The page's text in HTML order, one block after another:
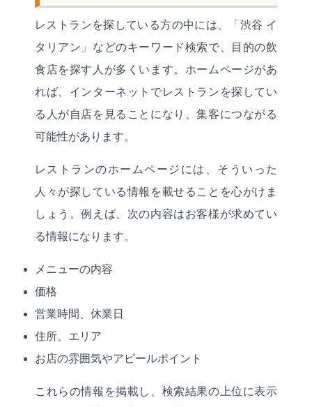
レストランを探している方の中には、「渋谷 イ
タリアン」などのキーワード検索で、目的の飲
食店を探す人が多くいます。ホームページがあ
れば、インターネットでレストランを探してい
る人が自店を見ることになり、集客につながる
可能性があります。
レストランのホームページには、そういった
人々が探している情報を載せることを心がけま
しょう。例えば、次の内容はお客様が求めてい
る情報になります。
メニューの内容
価格
営業時間、休業日
住所、エリア
お店の雰囲気やアピールポイント
これらの情報を掲載し、検索結果の上位に表示